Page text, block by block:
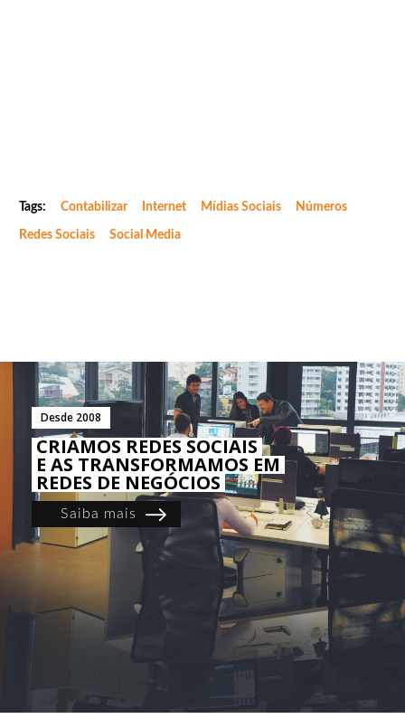
Tags: Contabilizar Internet Mídias Sociais Números
Redes Sociais Social Media
Desde 2008
CRIAMOS REDES SOCIAIS
E AS TRANSFORMAMOS EM
REDES DE NEGÓCIOS
Saiba mais